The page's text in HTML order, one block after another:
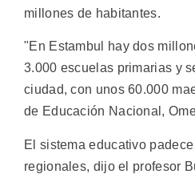
millones de habitantes.
"En Estambul hay dos
3.000 escuelas primarias y
ciudad, con unos 60.000
de Educación Nacional,
El sistema educativo
regionales, dijo el profesor